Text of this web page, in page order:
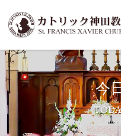
今